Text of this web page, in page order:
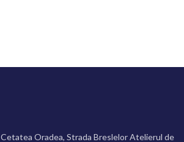
Cetatea Oradea, Strada Breslelor Atelierul de